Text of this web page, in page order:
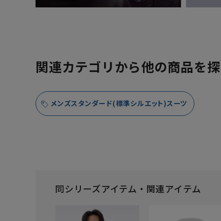
関連カテゴリから他の商品を
メンズスタンダード(標準シルエット)スーツ
同シリーズアイテム・関連アイテム